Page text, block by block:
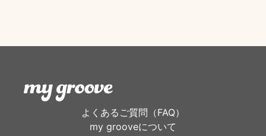
よくあるご質問（FAQ）
my grooveについて